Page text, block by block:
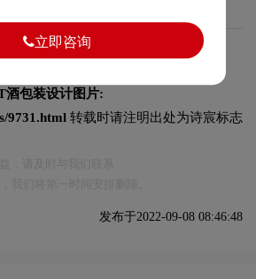
酒包装设计图片:
9731.html 转载时请注明出处为诗宸标志
发布于2022-09-08 08:46:48
立即咨询